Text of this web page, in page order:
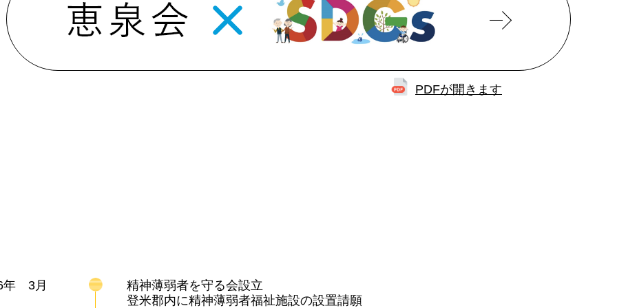
PDFが開きます
年 3月
精神薄弱者を守る会設立
登米郡内に精神薄弱者福祉施設の設置請願